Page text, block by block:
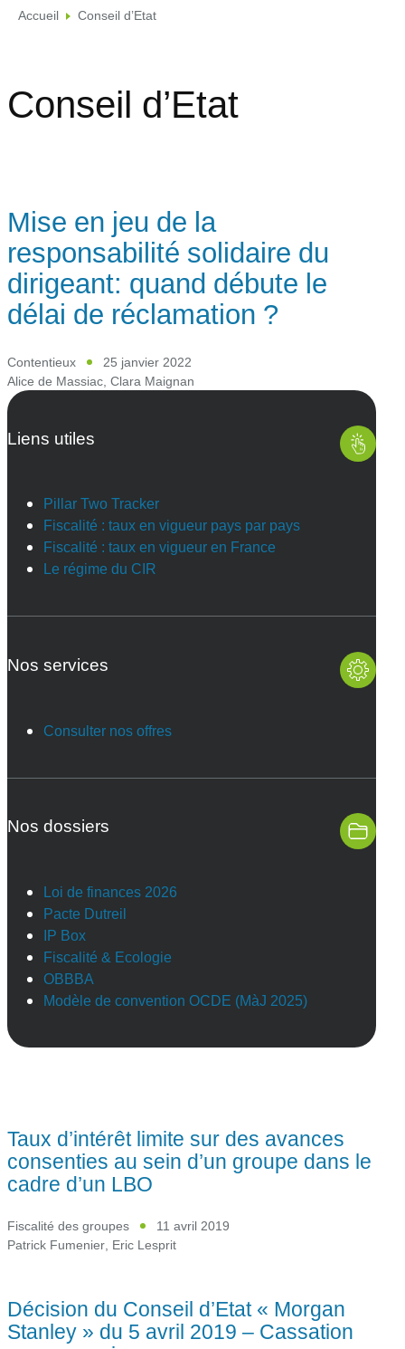
Accueil Conseil d’Etat
Conseil d’Etat
Mise en jeu de la
responsabilité solidaire du
dirigeant: quand débute le
délai de réclamation ?
Contentieux
25 janvier 2022
Alice de Massiac, Clara Maignan
Liens utiles
Pillar Two Tracker
Fiscalité : taux en vigueur pays par pays
Fiscalité : taux en vigueur en France
Le régime du CIR
Nos services
Consulter nos offres
Nos dossiers
Loi de finances 2026
Pacte Dutreil
IP Box
Fiscalité & Ecologie
OBBBA
Modèle de convention OCDE (MàJ 2025)
Taux d’intérêt limite sur des avances
consenties au sein d’un groupe dans le
cadre d’un LBO
Fiscalité des groupes
11 avril 2019
Patrick Fumenier, Eric Lesprit
Décision du Conseil d’Etat « Morgan
Stanley » du 5 avril 2019 – Cassation